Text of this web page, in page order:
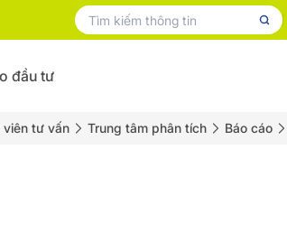
đầu tư
viên tư vấn Trung tâm phân tích Báo cáo